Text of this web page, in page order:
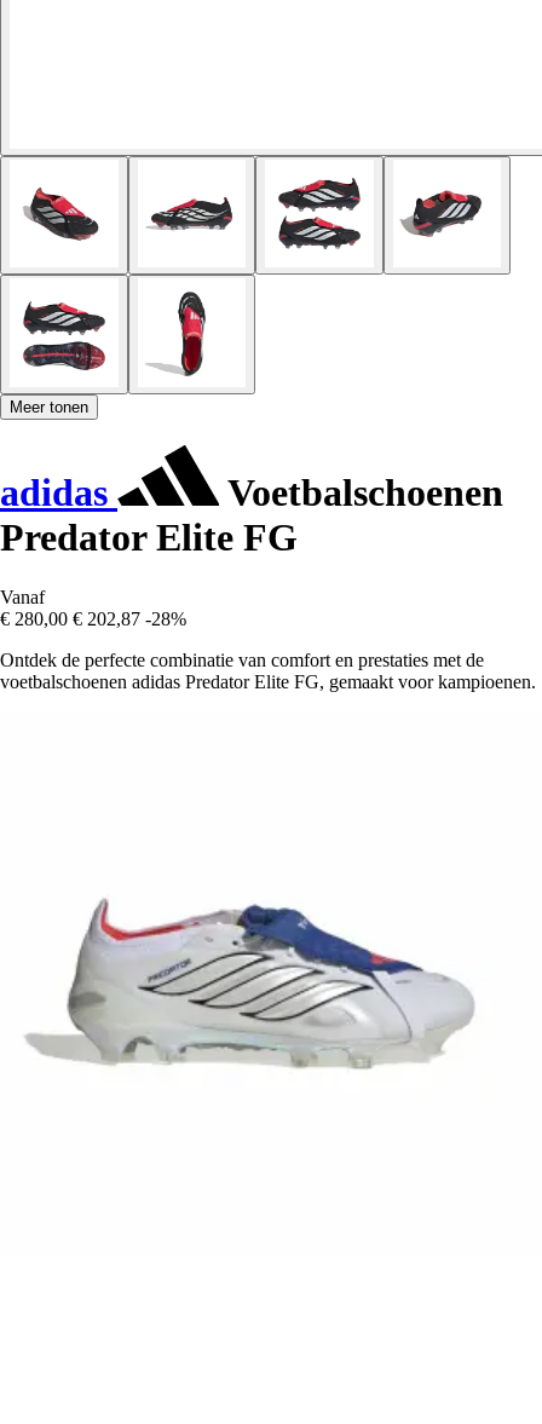
Meer tonen
adidas
Voetbalschoenen
Predator Elite FG
Vanaf
€ 280,00 € 202,87 -28%
Ontdek de perfecte combinatie van comfort en prestaties met de
voetbalschoenen adidas Predator Elite FG, gemaakt voor kampioenen.